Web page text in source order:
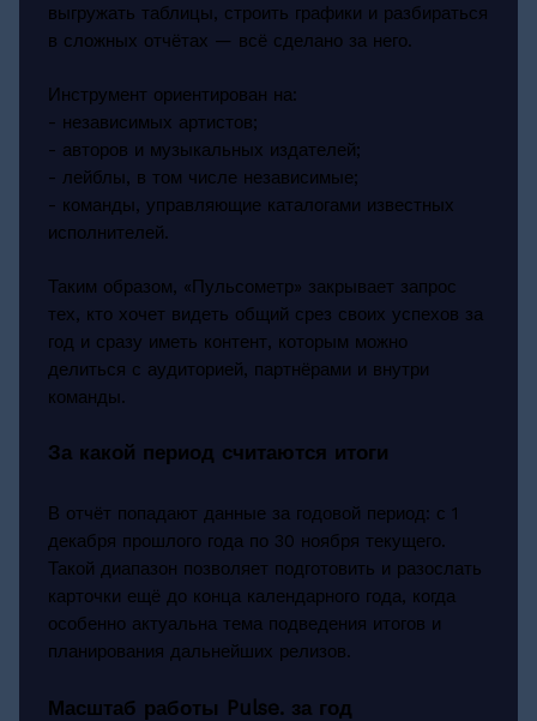
выгружать таблицы, строить графики и разбираться
в сложных отчётах — всё сделано за него.
Инструмент ориентирован на:
- независимых артистов;
- авторов и музыкальных издателей;
- лейблы, в том числе независимые;
- команды, управляющие каталогами известных
исполнителей.
Таким образом, «Пульсометр» закрывает запрос
тех, кто хочет видеть общий срез своих успехов за
год и сразу иметь контент, которым можно
делиться с аудиторией, партнёрами и внутри
команды.
За какой период считаются итоги
В отчёт попадают данные за годовой период: с 1
декабря прошлого года по 30 ноября текущего.
Такой диапазон позволяет подготовить и разослать
карточки ещё до конца календарного года, когда
особенно актуальна тема подведения итогов и
планирования дальнейших релизов.
Масштаб работы Pulse. за год